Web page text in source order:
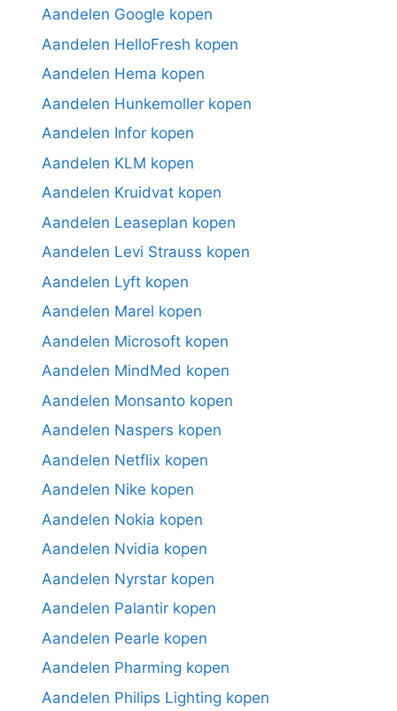
Aandelen Google kopen
Aandelen HelloFresh kopen
Aandelen Hema kopen
Aandelen Hunkemoller kopen
Aandelen Infor kopen
Aandelen KLM kopen
Aandelen Kruidvat kopen
Aandelen Leaseplan kopen
Aandelen Levi Strauss kopen
Aandelen Lyft kopen
Aandelen Marel kopen
Aandelen Microsoft kopen
Aandelen MindMed kopen
Aandelen Monsanto kopen
Aandelen Naspers kopen
Aandelen Netflix kopen
Aandelen Nike kopen
Aandelen Nokia kopen
Aandelen Nvidia kopen
Aandelen Nyrstar kopen
Aandelen Palantir kopen
Aandelen Pearle kopen
Aandelen Pharming kopen
Aandelen Philips Lighting kopen